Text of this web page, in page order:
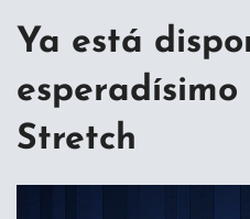
Ya está
Stretch